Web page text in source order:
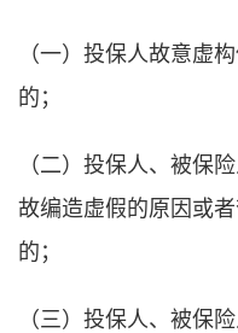
（一）投保人故意虚
的；
（二）投保人、被保
故编造虚假的原因或
的；
（三）投保人、被保